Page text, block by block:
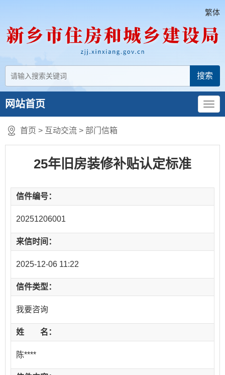
繁体
网站首页
首页 > 互动交流 > 部门信箱
25年旧房装修补贴认定标准
信件编号：
20251206001
来信时间：
2025-12-06 11:22
信件类型：
我要咨询
姓 名：
陈****